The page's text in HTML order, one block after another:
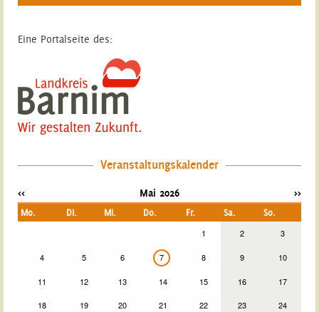
Eine Portalseite des:
Veranstaltungskalender
<< Mai 2026 >>
Mo. Di. Mi. Do. Fr. Sa. So.
1 2 3
4 5 6 7 8 9 10
11 12 13 14 15 16 17
18 19 20 21 22 23 24